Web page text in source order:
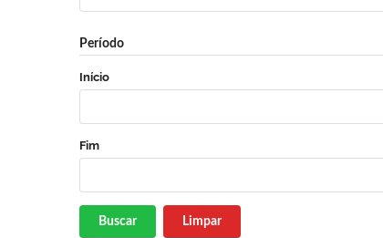
Período
Início
Fim
Buscar Limpar